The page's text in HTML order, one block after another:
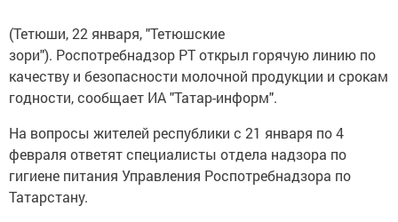
(Тетюши, 22 января, "Тетюшские
зори"). Роспотребнадзор РТ открыл горячую линию по
качеству и безопасности молочной продукции и срокам
годности, сообщает ИА "Татар-информ".
На вопросы жителей республики с 21 января по 4
февраля ответят специалисты отдела надзора по
гигиене питания Управления Роспотребнадзора по
Татарстану.